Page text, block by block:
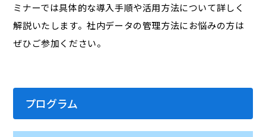
ミナーでは具体的な導入手順や活用方法について詳しく
解説いたします。社内データの管理方法にお悩みの方は
ぜひご参加ください。
プログラム